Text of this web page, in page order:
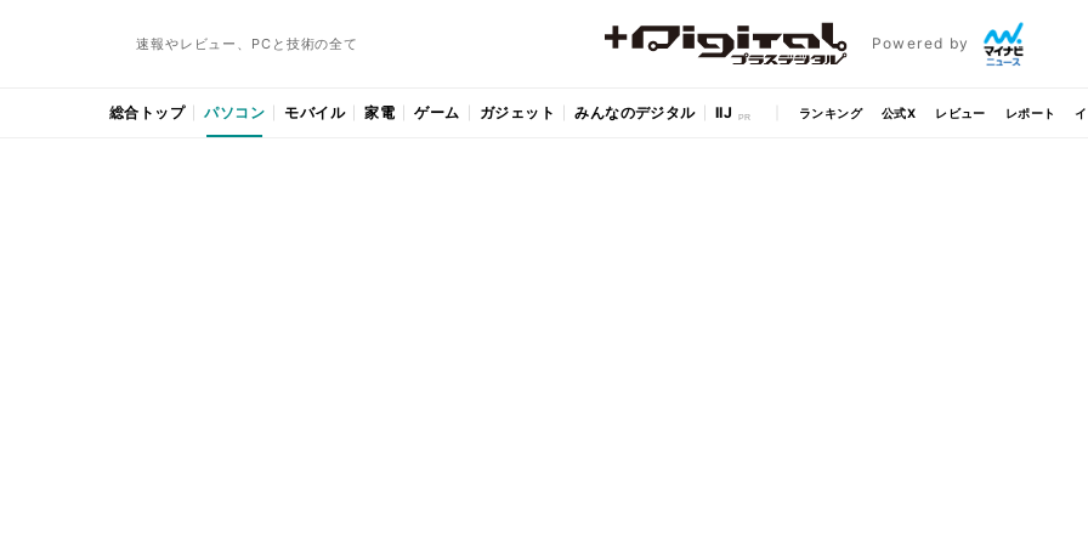
速報やレビュー、PCと技術の全て Powered by
総合トップ パソコン モバイル 家電 ゲーム ガジェット みんなのデジタル IIJ ランキング 公式X レビュー レポート